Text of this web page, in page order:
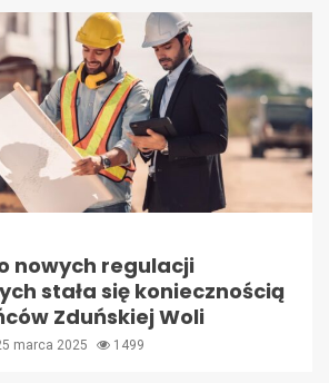
nowych regulacji
stała się koniecznością
Zduńskiej Woli
marca 2025 1499